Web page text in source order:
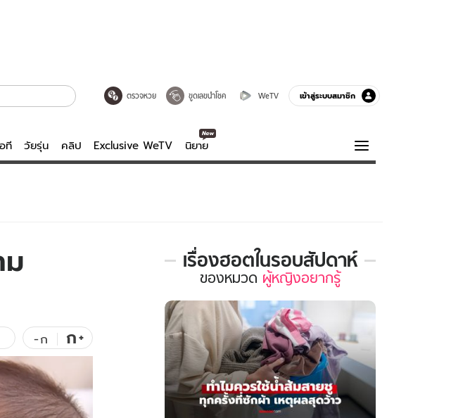
ตรวจหวย ขูดเลขนำโชค WeTV เข้าสู่ระบบสมาชิก
ที วัยรุ่น คลิป Exclusive WeTV นิยาย
ดูทีวี
WeTV
Exclusive WeTV
นิยาย
-ก ก+
เรื่องฮอตในรอบสัปดาห์
เรื่อง
ใน
รอบ
สัปดาห์
ของ
หมวด
ผู้
หญิง
อยาก
ของหมวด ผู้หญิงอยากรู้